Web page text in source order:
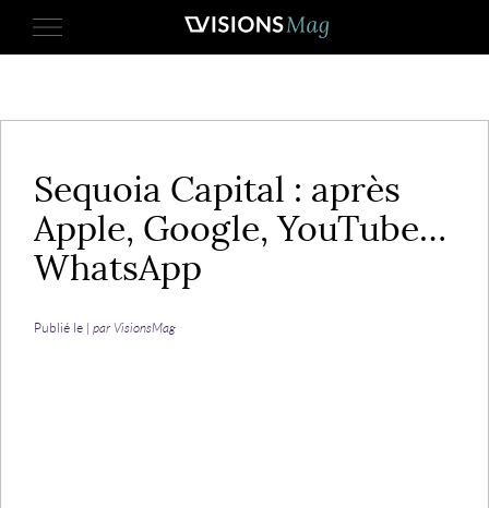
Sequoia Capital : après
Apple, Google, YouTube…
WhatsApp
Publié le | par VisionsMag